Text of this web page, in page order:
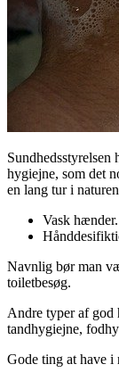
hygiejne, som det
en lang tur i
Vask hænder.
Navnlig bør man
toiletbesøg.
Andre typer af god
tandhygiejne,
Gode ting at have